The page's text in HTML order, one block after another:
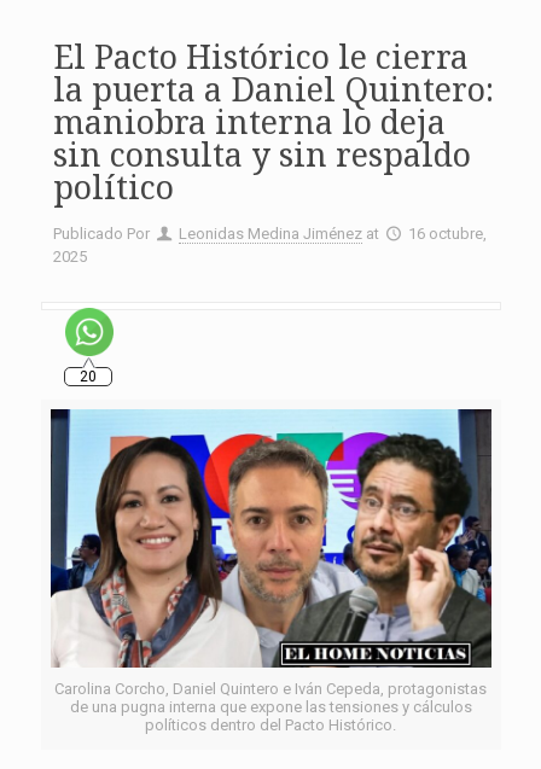
El Pacto Histórico le cierra
la puerta a Daniel Quintero:
maniobra interna lo deja
sin consulta y sin respaldo
político
Publicado Por Leonidas Medina Jiménez at
16 octubre,
2025
20
Carolina Corcho, Daniel Quintero e Iván Cepeda, protagonistas
de una pugna interna que expone las tensiones y cálculos
políticos dentro del Pacto Histórico.